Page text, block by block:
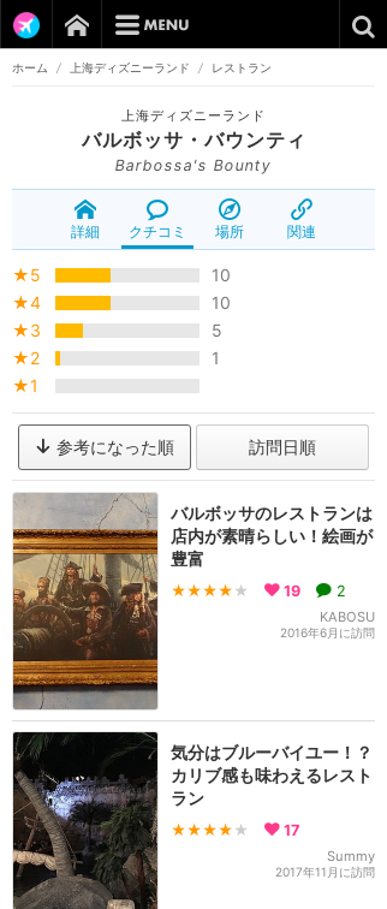
ホーム / 上海ディズニーランド / レストラン
上海ディズニーランド
バルボッサ・バウンティ
Barbossa's Bounty
詳細 クチコミ 場所 関連
★5
10
★4
10
★3
5
★2
1
★1
参考になった順 訪問日順
バルボッサのレストランは
店内が素晴らしい！絵画が
豊富
★★★★ ★ 19 2
KABOSU
2016年6月に訪問
気分はブルーバイユー！？
カリブ感も味わえるレスト
ラン
★★★★ ★ 17
Summy
2017年11月に訪問